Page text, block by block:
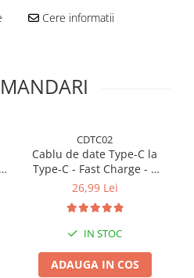
Cere informatii
CDTC02
Cablu de date Type-C la
Type-C - Fast Charge - 1
metru - Alb
26,99 Lei
IN STOC
ADAUGA IN COS